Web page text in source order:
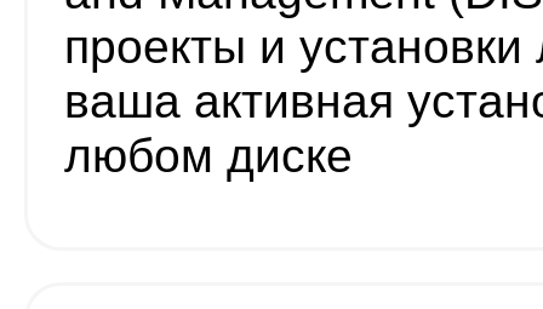
проекты и
ваша активная
любом диске